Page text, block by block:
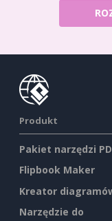
Produkt
Pakiet narzędzi
Flipbook Maker
Kreator
Narzędzie do